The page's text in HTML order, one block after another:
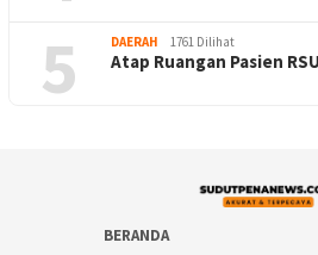
5 DAERAH 1761 Dilihat
Atap Ruangan Pasien
BERANDA